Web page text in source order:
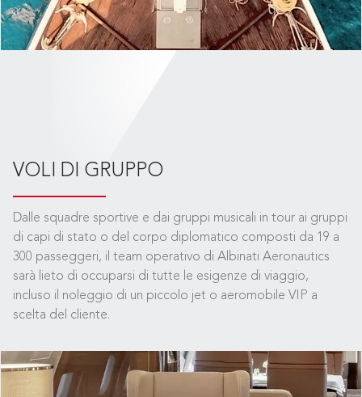
VOLI DI GRUPPO
Dalle squadre sportive e dai gruppi musicali in tour ai gruppi
di capi di stato o del corpo diplomatico composti da 19 a
300 passeggeri, il team operativo di Albinati Aeronautics
sarà lieto di occuparsi di tutte le esigenze di viaggio,
incluso il noleggio di un piccolo jet o aeromobile VIP a
scelta del cliente.